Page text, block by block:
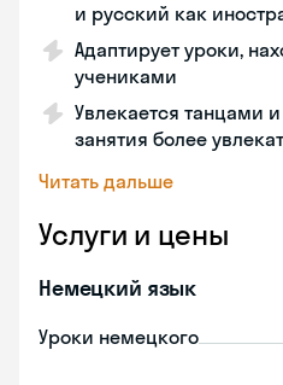
и русский как
Адаптирует уроки,
учениками
Увлекается танцами
занятия более
Читать дальше
Услуги и цены
Немецкий язык
Уроки немецкого